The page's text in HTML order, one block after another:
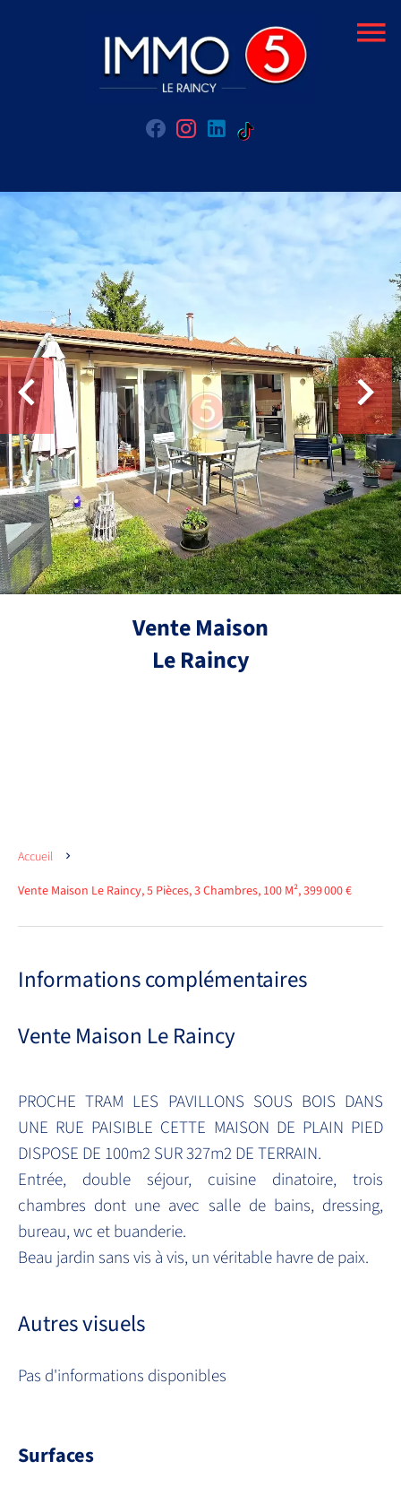
Vente Maison
Le Raincy
Accueil
Vente Maison Le Raincy, 5 Pièces, 3 Chambres, 100 M², 399 000 €
Informations complémentaires
Vente Maison Le Raincy
PROCHE TRAM LES PAVILLONS SOUS BOIS DANS
UNE RUE PAISIBLE CETTE MAISON DE PLAIN PIED
DISPOSE DE 100m2 SUR 327m2 DE TERRAIN.
Entrée, double séjour, cuisine dinatoire, trois
chambres dont une avec salle de bains, dressing,
bureau, wc et buanderie.
Beau jardin sans vis à vis, un véritable havre de paix.
Autres visuels
Pas d'informations disponibles
Surfaces